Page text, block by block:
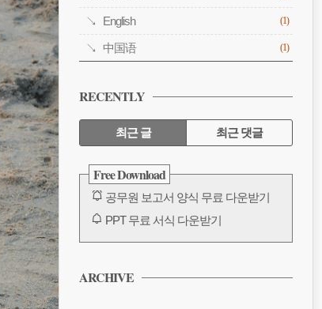
English (1)
中国语 (1)
RECENTLY
최근 글 최근 댓글
최
근 Free Download
공무원 보고서 양식 무료 다운받기
PPT 무료 서식 다운받기
공무원 보고서 양식 무료 다운받기
ARCHIVE